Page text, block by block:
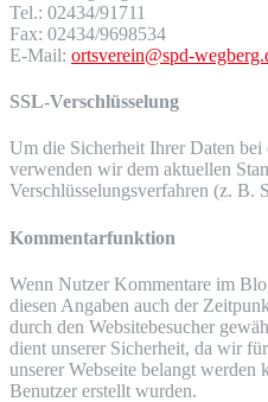
Tel.: 02434/91711
Fax: 02434/9698534
E-Mail: ortsverein@spd-
SSL-Verschlüsselung
Um die Sicherheit Ihrer Daten bei
verwenden wir dem aktuellen
Verschlüsselungsverfahren (z. B.
Kommentarfunktion
Wenn Nutzer Kommentare im
diesen Angaben auch der
durch den Websitebesucher
dient unserer Sicherheit, da wir
unserer Webseite belangt werden
Benutzer erstellt wurden.